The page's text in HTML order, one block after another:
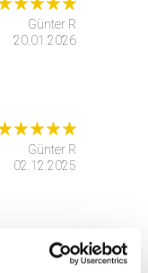
Günter R
20.01.2026
Günter R
02.12.2025